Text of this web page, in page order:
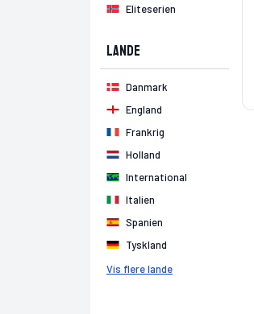
Eliteserien
Lande
Danmark
England
Frankrig
Holland
International
Italien
Spanien
Tyskland
Vis flere lande